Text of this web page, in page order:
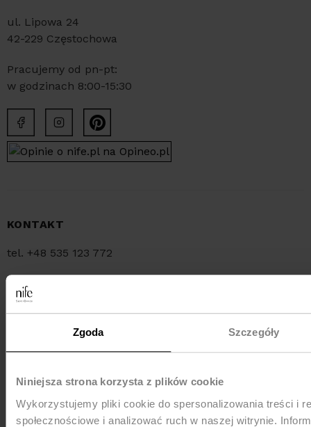
Zgoda Szczegóły
Niniejsza strona korzysta z plików cookie
Wykorzystujemy pliki cookie do spersonalizowania treści i
społecznościowe i analizować ruch w naszej witrynie.
ul. Lipowa 24
42-229 Częstochowa
Pracujemy od pn-pt:
w godzinach 8:00-15:30
KONTAKT
tel. +48 535 123 772
tel. +48 34 321 30 55
e-mail:sklep@nife.pl
WYSYŁKA